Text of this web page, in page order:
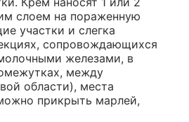
слоем на пораженную
участки и слегка
сопровождающихся
железами, в
между
области), места
прикрыть марлей,